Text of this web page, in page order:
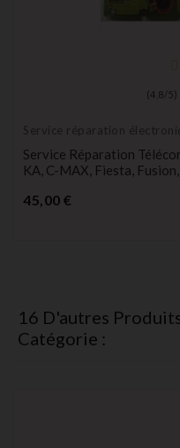
(4,8 / 5)
Service réparation
Service Réparation
KA, C-MAX, Fiesta,
45,00 €
16 D'autres
Catégorie :